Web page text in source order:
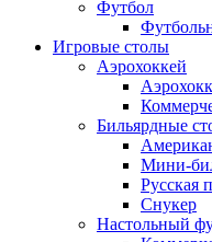
Футбол
Игровые столы
Аэрохоккей
Бильярдные
Мини-
Русская
Снукер
Настольный